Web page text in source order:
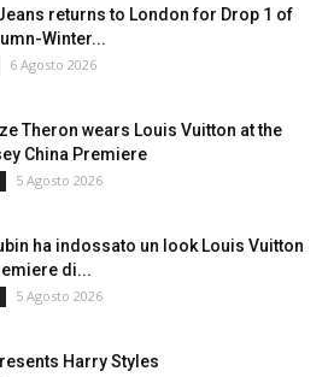
returns to London for Drop 1 of
Winter...
6 Agosto 2026
Theron wears Louis Vuitton at the
China Premiere
5 Agosto 2026
ha indossato un look Louis Vuitton
di...
5 Agosto 2026
Harry Styles